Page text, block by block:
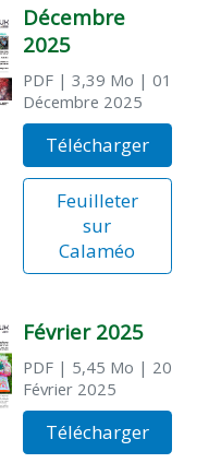
Décembre
2025
PDF| 3,39 Mo | 01
Décembre 2025
Télécharger
Feuilleter
sur
Calaméo
Février 2025
PDF| 5,45 Mo | 20
Février 2025
Télécharger